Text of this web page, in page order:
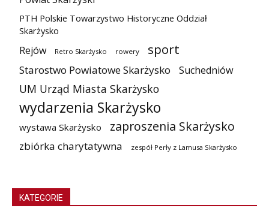
PTH Polskie Towarzystwo Historyczne Oddział
Skarżysko
Rejów Retro Skarżysko rowery sport
Starostwo Powiatowe Skarżysko Suchedniów
UM Urząd Miasta Skarżysko
wydarzenia Skarżysko
wystawa Skarżysko zaproszenia Skarżysko
zbiórka charytatywna zespół Perły z Lamusa Skarżysko
KATEGORIE